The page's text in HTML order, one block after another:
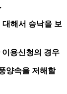
해서 승낙을 보
용신청의 경우
양속을 저해할